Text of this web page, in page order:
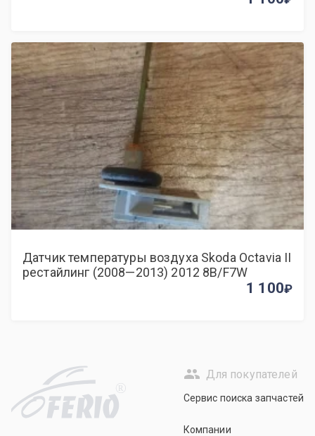
Датчик температуры воздуха Skoda Octavia II
рестайлинг (2008—2013) 2012 8B/F7W
1 100
R
Для покупателей
Сервис поиска запчастей
Компании